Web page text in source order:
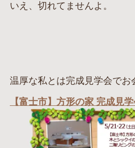
いえ、切れてませんよ。
温厚な私とは完成見学会でお
【富士市】方形の家 完成見